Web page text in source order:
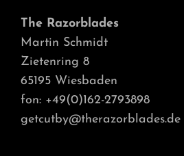
The Razorblades
Martin Schmidt
Zietenring 8
65195 Wiesbaden
fon: +49(0)162-2793898
getcutby@therazorblades.de